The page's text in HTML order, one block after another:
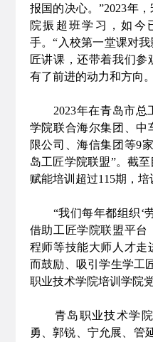
报国的决心。”2023年
院振超班学习，如今
手。“入校第一堂课对
匠讲课，还带着我们参
有了前进的动力和方向
2023年在青岛市总
学院联合海尔集团、中
限公司、海信集团等9
岛工匠学院联盟”。截
赋能培训超过115期，培
“我们每年都组织‘劳
借助工匠学院联盟平台
程师等技能大师人才走
而鼓励、吸引学生学工
职业技术学院培训学院
青岛职业技术学院
勇、郭锐、宁允展、管